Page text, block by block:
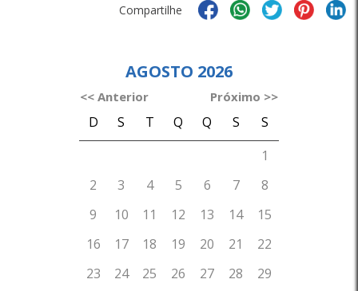
Compartilhe